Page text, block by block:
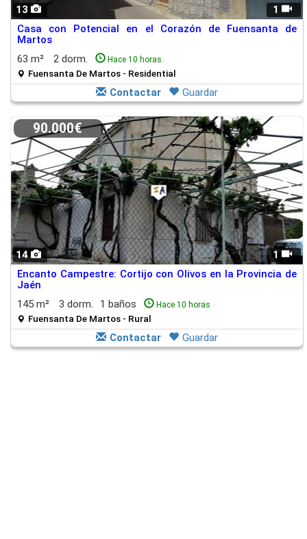
13 1
Casa con Potencial en el Corazón de Fuensanta de
Martos
63 m²
2 dorm. Hace 10 horas
Fuensanta De Martos - Residential
Contactar Guardar
14 1
90.000€
Encanto Campestre: Cortijo con Olivos en la Provincia de
Jaén
145 m²
3 dorm. 1 baños Hace 10 horas
Fuensanta De Martos - Rural
Contactar Guardar